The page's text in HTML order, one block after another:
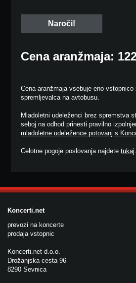
Cena aranžmaja:
Cena aranžmaja vsebuje eno
spremljevalca na avtobusu.
Mladoletni udeleženci brez spremstva
seboj na odhod prinesti pravilno
mladoletne udeležence potovanj s
Celotne pogoje poslovanja najdetetukaj.
Koncerti.net
prevozi na koncerte
prodaja vstopnic
Koncerti.net d.o.o.
Drožanjska cesta 96
8290 Sevnica